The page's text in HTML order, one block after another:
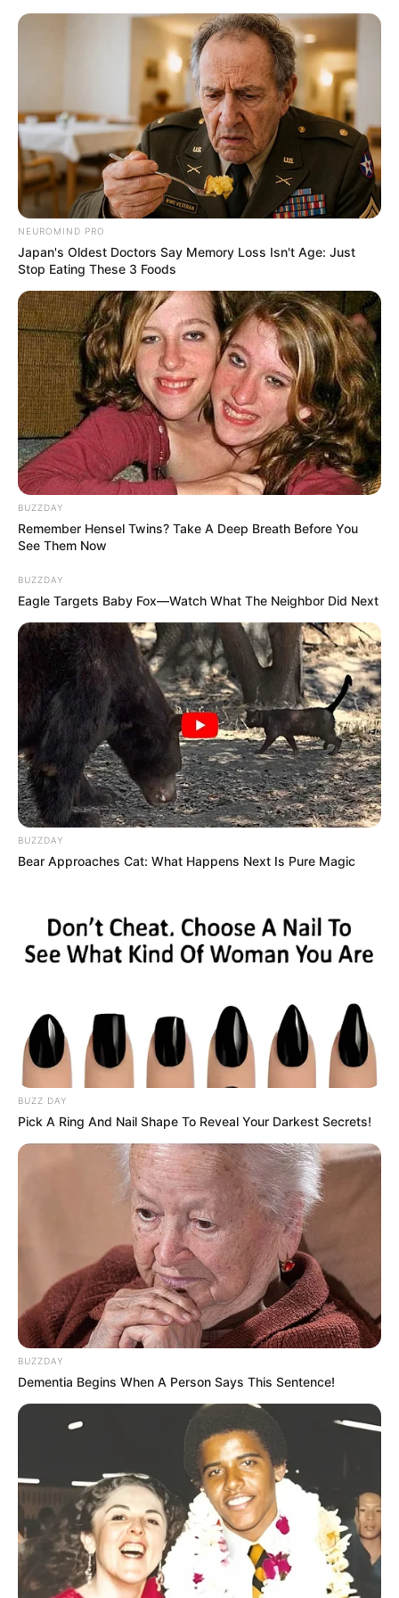
EDEN
11
fans love
VOTE
Tanggal Lahir:
12 Juli1988
Tempat Lahir:
Korea Selatan
Umur:
38 Tahun
Profesi:
Penulis Lagu,Penyanyi,Produser
EDEN adalah salah satu penyanyi solo dan produser musik asal
Korea Selatan yang berada di agensi KQ Entertainment. Ia debut
pada 17 Februari 2017 dengan singleI’m Stillfeaturing Kwon Jin
Ah.
NEUROMIND PRO
Japan's Oldest Doctors Say Memory Loss Isn't Age: Just
Stop Eating These 3 Foods
BUZZDAY
Remember Hensel Twins? Take A Deep Breath Before You
See Them Now
BUZZDAY
Eagle Targets Baby Fox—Watch What The Neighbor Did Next
BUZZDAY
Bear Approaches Cat: What Happens Next Is Pure Magic
BUZZ DAY
Pick A Ring And Nail Shape To Reveal Your Darkest Secrets!
BUZZDAY
Dementia Begins When A Person Says This Sentence!